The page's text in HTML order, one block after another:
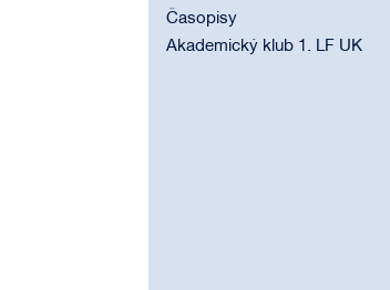
Časopisy
Akademický klub 1. LF UK